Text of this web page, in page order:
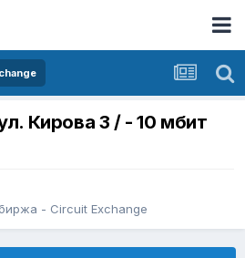
Кирова 3 / - 10 мбит
- Circuit Exchange